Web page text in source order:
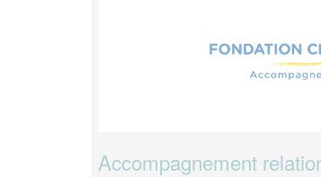
Accompagnement